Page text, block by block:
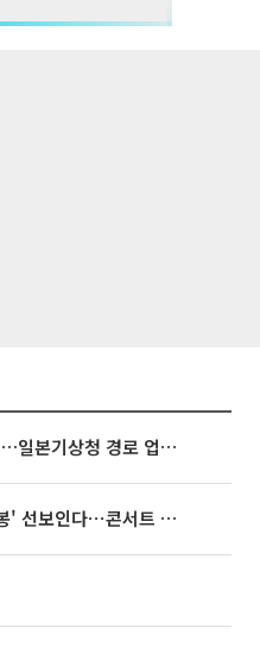
태풍 '돌핀' 오키나와 접근…일본기상청 경로 업데이트
빅뱅, 20주년 기념 '새 뱅봉' 선보인다⋯콘서트 앞두고 팝업 개최